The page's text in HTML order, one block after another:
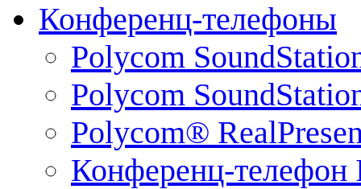
Конференц-телефоны
Polycom
Polycom
Polycom®
Конференц-телефон